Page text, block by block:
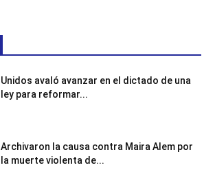
Unidos avaló avanzar en el dictado de una
ley para reformar...
Archivaron la causa contra Maira Alem por
la muerte violenta de...